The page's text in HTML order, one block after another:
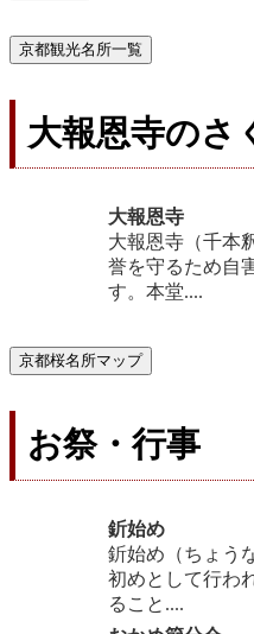
京都観光名所一覧
大報恩寺のさ
大報恩寺
大報恩寺（千本
誉を守るため自
す。本堂....
京都桜名所マップ
お祭・行事
釿始め
釿始め（ちょう
初めとして行わ
ること....